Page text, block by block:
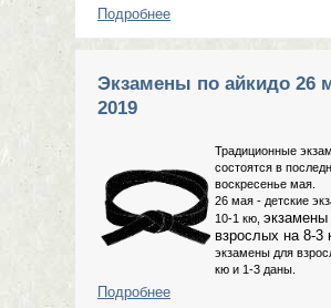
Подробнее
июня - 1 июля 2019г.
Экзамены по айкидо 26
2019
Традиционные
состоятся в
воскресенье мая.
26 мая - детские
10-1 кю,
взрослых на 8-3
экзамены для
кю и 1-3 даны.
Подробнее